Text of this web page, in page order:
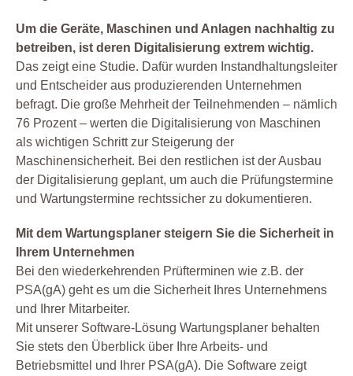
Um die Geräte, Maschinen und Anlagen nachhaltig zu
betreiben, ist deren Digitalisierung extrem wichtig.
Das zeigt eine Studie. Dafür wurden Instandhaltungsleiter
und Entscheider aus produzierenden Unternehmen
befragt. Die große Mehrheit der Teilnehmenden – nämlich
76 Prozent – werten die Digitalisierung von Maschinen
als wichtigen Schritt zur Steigerung der
Maschinensicherheit. Bei den restlichen ist der Ausbau
der Digitalisierung geplant, um auch die Prüfungstermine
und Wartungstermine rechtssicher zu dokumentieren.
Mit dem Wartungsplaner steigern Sie die Sicherheit in
Ihrem Unternehmen
Bei den wiederkehrenden Prüfterminen wie z.B. der
PSA(gA) geht es um die Sicherheit Ihres Unternehmens
und Ihrer Mitarbeiter.
Mit unserer Software-Lösung Wartungsplaner behalten
Sie stets den Überblick über Ihre Arbeits- und
Betriebsmittel und Ihrer PSA(gA). Die Software zeigt